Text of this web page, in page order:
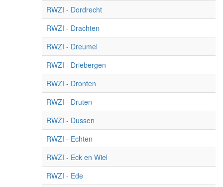
RWZI - Dordrecht
RWZI - Drachten
RWZI - Dreumel
RWZI - Driebergen
RWZI - Dronten
RWZI - Druten
RWZI - Dussen
RWZI - Echten
RWZI - Eck en Wiel
RWZI - Ede